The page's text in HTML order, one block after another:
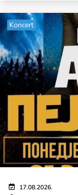
Koncert
17.08.2026.